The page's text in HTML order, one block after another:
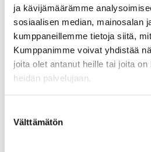
ja kävijämäärämme
sosiaalisen median, mainosalan
kumppaneillemme tietoja siitä,
Kumppanimme voivat yhdistää
joita olet antanut heille tai joita
heidän palvelujaan.
valinta
Välttämätön
Universell utformning och
samhällsekonomiska
kartläggning av analyser
Vad kostar åtgärder för ökad
med funktionsnedsättning? Och
åtgärderna? Vilka [...]